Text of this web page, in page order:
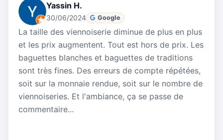
Yassin H.
30/06/2024 Google
La taille des viennoiserie diminue de plus en plus
et les prix augmentent. Tout est hors de prix. Les
baguettes blanches et baguettes de traditions
sont très fines. Des erreurs de compte répétées,
soit sur la monnaie rendue, soit sur le nombre de
viennoiseries. Et l'ambiance, ça se passe de
commentaire...